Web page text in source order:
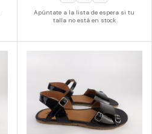
Apúntate a la lista de espera si tu
talla no está en stock